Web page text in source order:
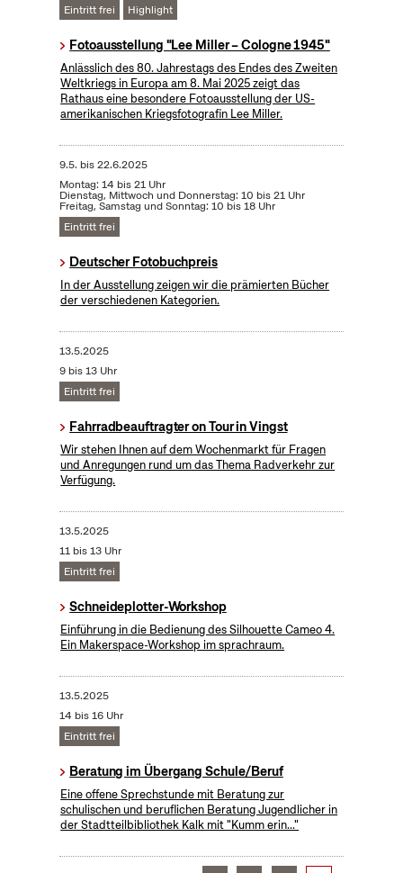
Eintritt frei Highlight
Fotoausstellung "Lee Miller – Cologne 1945"
Anlässlich des 80. Jahrestags des Endes des Zweiten
Weltkriegs in Europa am 8. Mai 2025 zeigt das
Rathaus eine besondere Fotoausstellung der US-
amerikanischen Kriegsfotografin Lee Miller.
9.5. bis22.6.2025
Montag: 14 bis 21 Uhr
Dienstag, Mittwoch und Donnerstag: 10 bis 21 Uhr
Freitag, Samstag und Sonntag: 10 bis 18 Uhr
Eintritt frei
Deutscher Fotobuchpreis
In der Ausstellung zeigen wir die prämierten Bücher
der verschiedenen Kategorien.
13.5.2025
9 bis 13 Uhr
Eintritt frei
Fahrradbeauftragter on Tour in Vingst
Wir stehen Ihnen auf dem Wochenmarkt für Fragen
und Anregungen rund um das Thema Radverkehr zur
Verfügung.
13.5.2025
11 bis 13 Uhr
Eintritt frei
Schneideplotter-Workshop
​Einführung in die Bedienung des Silhouette Cameo 4.
Ein Makerspace-Workshop im sprachraum.
13.5.2025
14 bis 16 Uhr
Eintritt frei
Beratung im Übergang Schule/Beruf
Eine offene Sprechstunde mit Beratung zur
schulischen und beruflichen Beratung Jugendlicher in
der Stadtteilbibliothek Kalk mit "Kumm erin..."